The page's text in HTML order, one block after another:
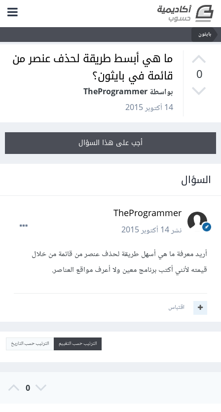
بايثون
0
ما هي أبسط طريقة لحذف عنصر من
قائمة في بايثون؟
بواسطة TheProgrammer
14 أكتوبر 2015
أجب على هذا السؤال
السؤال
TheProgrammer
نشر14 أكتوبر 2015
أريد معرفة ما هي أسهل طريقة لحذف عنصر من قائمة من خلال
قيمته لأنني أكتب برنامج معين ولا أعرف مواقع العناصر.
اقتباس
الترتيب حسب التقييم الترتيب حسب التاريخ
0